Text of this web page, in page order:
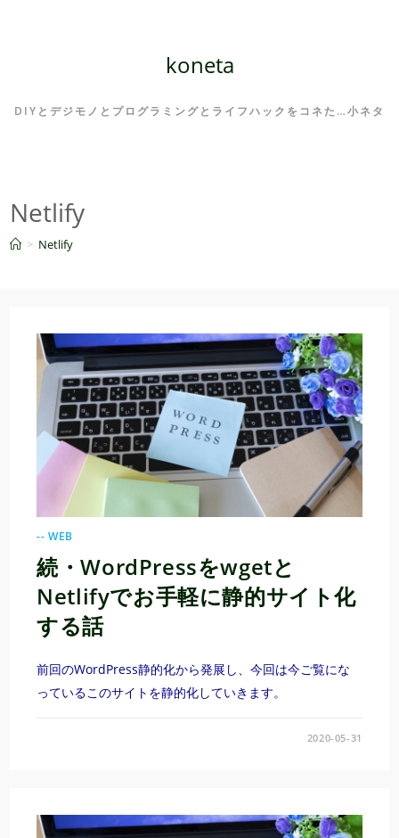
koneta
DIYとデジモノとプログラミングとライフハックをコネた…小ネタ
Netlify
> Netlify
-- WEB
続・WordPressをwgetと
Netlifyでお手軽に静的サイト化
する話
前回のWordPress静的化から発展し、今回は今ご覧にな
っているこのサイトを静的化していきます。
2020-05-31